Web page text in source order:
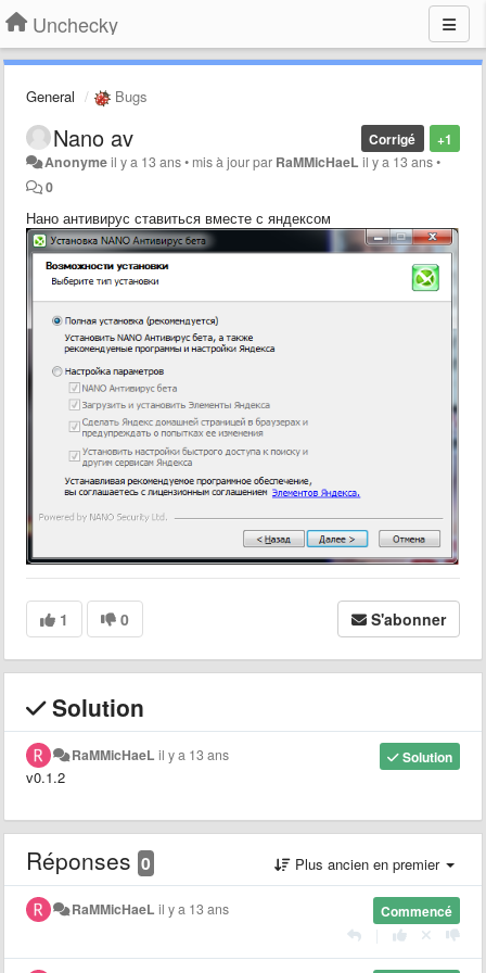
Unchecky
General Bugs
+1
Corrigé
Nano av
Anonymeil y a 13 ans• mis à jour par RaMMicHaeL il y a 13 ans•
0
Нано антивирус ставиться вместе с яндексом
1 0 S'abonner
Solution
Solution
RaMMicHaeL il y a 13 ans
v0.1.2
Réponses 0 Plus ancien en premier
Commencé
RaMMicHaeL il y a 13 ans